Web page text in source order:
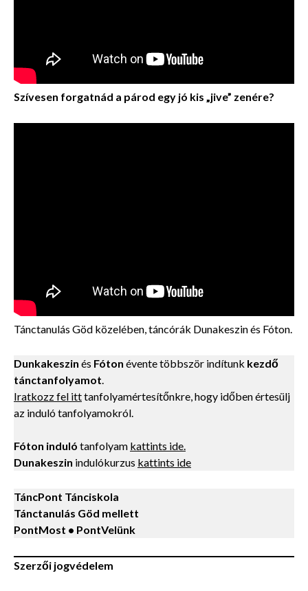
Szívesen forgatnád a párod egy jó kis „jive” zenére?
Tánctanulás Göd közelében, táncórák Dunakeszin és Fóton.
Dunkakeszin és Fóton évente többször indítunk kezdő
tánctanfolyamot.
Iratkozz fel itttanfolyamértesítőnkre, hogy időben értesülj
az induló tanfolyamokról.
Fóton induló tanfolyam kattints ide.
Dunakeszin indulókurzus kattints ide
TáncPont Tánciskola
Tánctanulás Göd mellett
PontMost • PontVelünk
Szerzői jogvédelem